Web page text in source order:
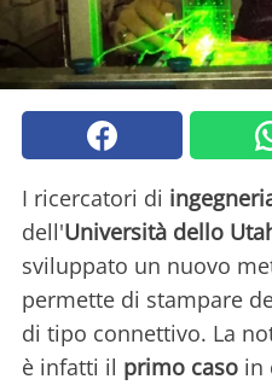
I ricercatori di
dell'Università dello
sviluppato un nuovo
permette di stampare
di tipo connettivo. La
è infatti il primo caso in